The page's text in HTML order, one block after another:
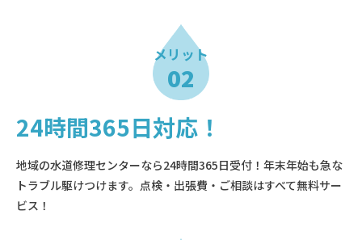
メリット
02
24時間365日対応！
地域の水道修理センターなら24時間365日受付！年末年始も急な
トラブル駆けつけます。点検・出張費・ご相談はすべて無料サー
ビス！